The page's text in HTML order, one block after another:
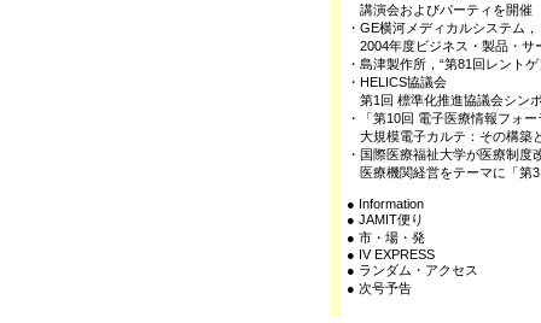
講演会およびパーティを開催
・GE横河メディカルシステム，
2004年度ビジネス・製品・サ
・島津製作所，“第81回レント
・HELICS協議会
第1回 標準化推進協議会シン
・「第10回 電子医療情報フォ
大規模電子カルテ：その構築
・国際医療福祉大学が医療制度
医療機関経営をテーマに「第
● Information
● JAMIT便り
● 市・場・発
● IV EXPRESS
● ランダム・アクセス
● 次号予告